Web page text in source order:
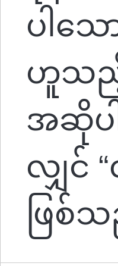
ပါသေ
ဟူသည့်
အဆိုပါ
လျှင်
ဖြစ်